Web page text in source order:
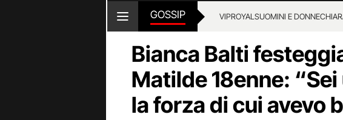
GOSSIP VIPROYALSUOMINI E DONNE
Bianca Balti
Matilde 18enne:
la forza di cui avevo